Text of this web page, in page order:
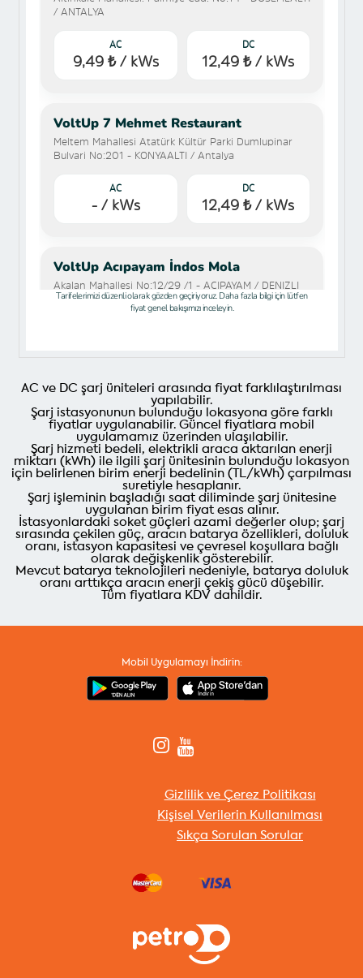
AC ve DC şarj üniteleri arasında fiyat farklılaştırılması
yapılabilir.
Şarj istasyonunun bulunduğu lokasyona göre farklı
fiyatlar uygulanabilir. Güncel fiyatlara mobil
uygulamamız üzerinden ulaşılabilir.
Şarj hizmeti bedeli, elektrikli araca aktarılan enerji
miktarı (kWh) ile ilgili şarj ünitesinin bulunduğu lokasyon
için belirlenen birim enerji bedelinin (TL/kWh) çarpılması
suretiyle hesaplanır.
Şarj işleminin başladığı saat diliminde şarj ünitesine
uygulanan birim fiyat esas alınır.
İstasyonlardaki soket güçleri azami değerler olup; şarj
sırasında çekilen güç, aracın batarya özellikleri, doluluk
oranı, istasyon kapasitesi ve çevresel koşullara bağlı
olarak değişkenlik gösterebilir.
Mevcut batarya teknolojileri nedeniyle, batarya doluluk
oranı arttıkça aracın enerji çekiş gücü düşebilir.
Tüm fiyatlara KDV dahildir.
Mobil Uygulamayı İndirin:
Gizlilik ve Çerez Politikası
Kişisel Verilerin Kullanılması
Sıkça Sorulan Sorular